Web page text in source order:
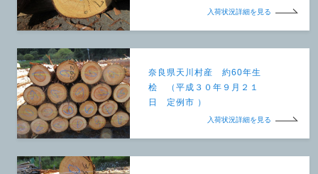
入荷状況詳細を見る
奈良県天川村産 約60年生
桧 （平成３０年９月２１
日 定例市 ）
入荷状況詳細を見る